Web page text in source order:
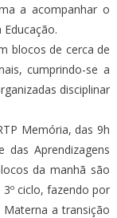
a acompanhar o
blocos de cerca de
cumprindo-se a
disciplinar
Memória, das 9h
Aprendizagens
da manhã são
ciclo, fazendo por
a transição